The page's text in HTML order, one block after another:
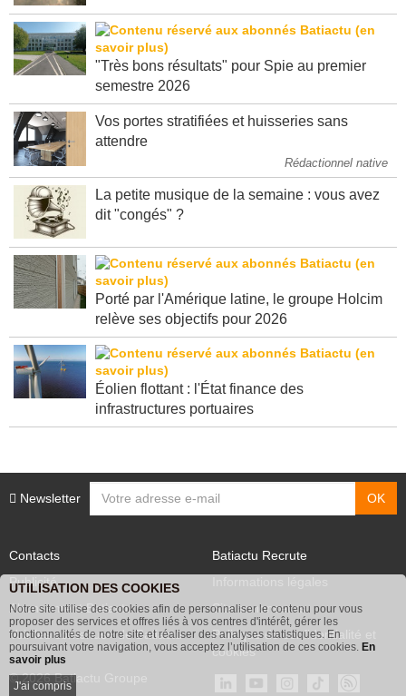
"Très bons résultats" pour Spie au premier
semestre 2026
Vos portes stratifiées et huisseries sans
attendre
Rédactionnel native
La petite musique de la semaine : vous avez
dit "congés" ?
Porté par l'Amérique latine, le groupe Holcim
relève ses objectifs pour 2026
Éolien flottant : l'État finance des
infrastructures portuaires
Newsletter
Contacts
Publicité
Abonnement Batiactu
Voir les contenus+ de Batiactu
Batiactu Recrute
Site annonceurs
Politique de confidentialité et
cookies
© 2026 Batiactu Groupe
UTILISATION DES COOKIES
Notre site utilise des cookies afin de personnaliser le contenu pour vous
proposer des services et offres liés à vos centres d'intérêt, gérer les
fonctionnalités de notre site et réaliser des analyses statistiques. En
poursuivant votre navigation, vous acceptez l’utilisation de ces cookies. En
savoir plus
J'ai compris